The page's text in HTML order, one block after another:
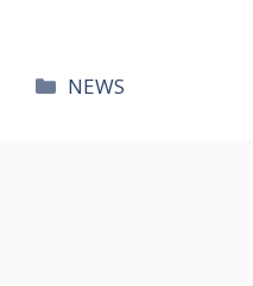
카
NEWS